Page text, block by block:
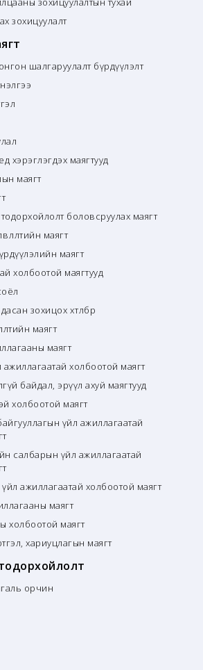
зохицуулалт
шалгаруулалт бүрдүүлэлт
хэрэглэгдэх маягтууд
маягт
боловсруулах маягт
маягт
маягт
холбоотой маягтууд
зохицох хөтөлбөр
маягт
маягт
ажиллагаатай холбоотой маягт
байдал, эрүүл ахуй маягтууд
холбоотой маягт
үйл ажиллагаатай
салбарын үйл ажиллагаатай
ажиллагаатай холбоотой маягт
маягт
холбоотой маягт
хариуцлагын маягт
орчин